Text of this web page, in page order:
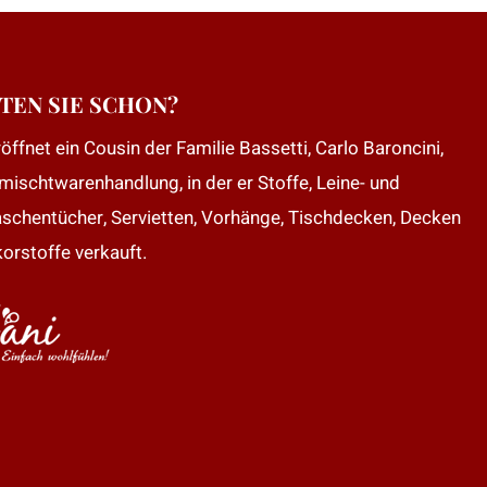
SIE SCHON?
ein Cousin der Familie Bassetti, Carlo Baroncini,
in der er Stoffe, Leine- und
Servietten, Vorhänge, Tischdecken, Decken
verkauft.